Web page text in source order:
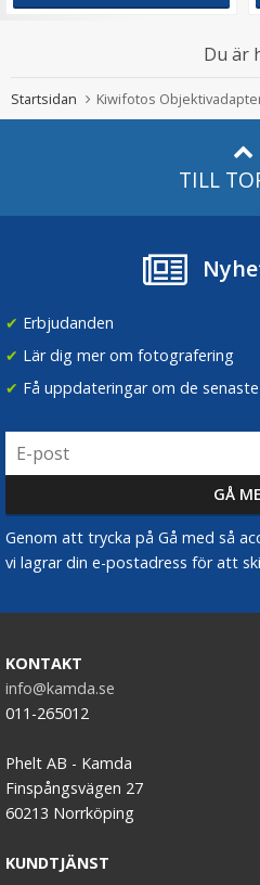
Du är
Startsidan Kiwifotos
TILL
✔ Erbjudanden
✔ Lär dig mer om fotografering
✔ Få uppdateringar om de
Genom att trycka på Gå med så
vi lagrar din e-postadress för att
KONTAKT
info@kamda.se
011-265012
Phelt AB - Kamda
Finspångsvägen 27
60213 Norrköping
KUNDTJÄNST